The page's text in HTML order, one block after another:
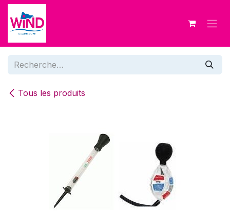
Se rendre au contenu
Tous les produits